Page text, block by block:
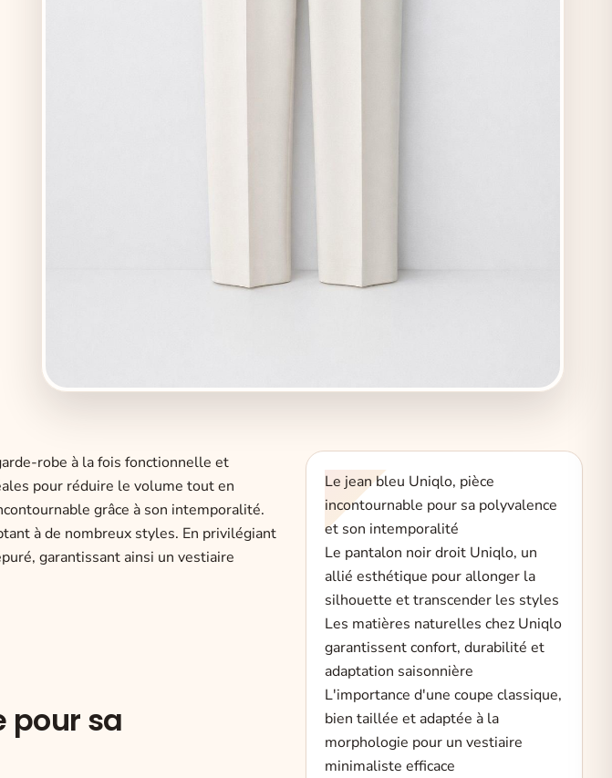
robe à la fois fonctionnelle et
pour réduire le volume tout en
grâce à son intemporalité.
à de nombreux styles. En privilégiant
garantissant ainsi un vestiaire
pour sa
Le jean bleu Uniqlo, pièce
incontournable pour sa polyvalence
et son intemporalité
Le pantalon noir droit Uniqlo, un
allié esthétique pour allonger la
silhouette et transcender les styles
Les matières naturelles chez Uniqlo
garantissent confort, durabilité et
adaptation saisonnière
L'importance d'une coupe classique,
bien taillée et adaptée à la
morphologie pour un vestiaire
minimaliste efficace